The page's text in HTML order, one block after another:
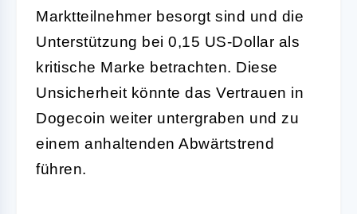
Marktteilnehmer besorgt sind und die
Unterstützung bei 0,15 US-Dollar als
kritische Marke betrachten. Diese
Unsicherheit könnte das Vertrauen in
Dogecoin weiter untergraben und zu
einem anhaltenden Abwärtstrend
führen.